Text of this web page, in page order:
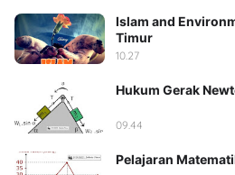
Islam and
Timur
10.27
Hukum Gerak
09.44
Pelajaran